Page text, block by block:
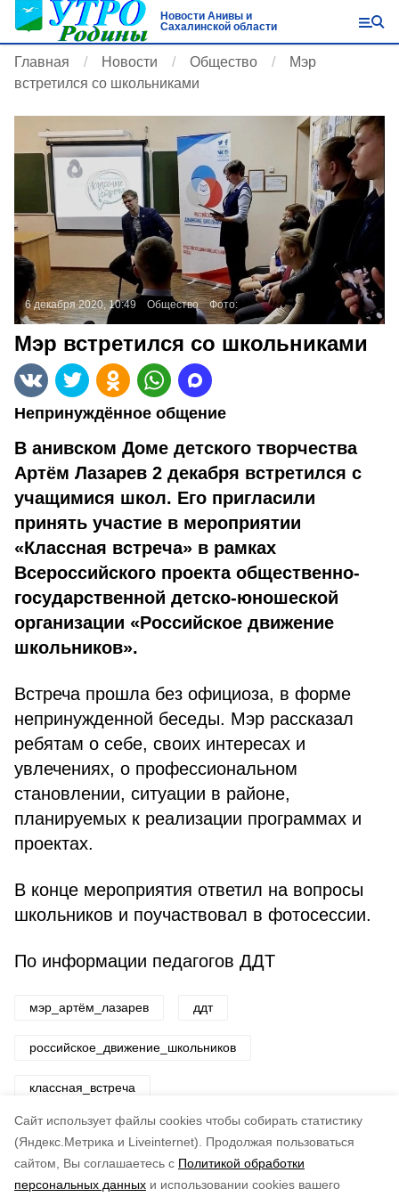
Cайт использует файлы cookies чтобы собирать статистику
(Яндекс.Метрика и Liveinternet).
Продолжая пользоваться
сайтом, Вы соглашаетесь с Политикой обработки
персональных данных и использовании cookies вашего
Новости Анивы и
Сахалинской области
Главная Новости Общество
Мэр
встретился со школьниками
6 декабря 2020, 10:49 Общество Фото:
Мэр встретился со школьниками
Непринуждённое общение
В анивском Доме детского творчества
Артём Лазарев 2 декабря встретился с
учащимися школ. Его пригласили
принять участие в мероприятии
«Классная встреча» в рамках
Всероссийского проекта общественно-
государственной детско-юношеской
организации «Российское движение
школьников».
Встреча прошла без официоза, в форме
непринужденной беседы. Мэр рассказал
ребятам о себе, своих интересах и
увлечениях, о профессиональном
становлении, ситуации в районе,
планируемых к реализации программах и
проектах.
В конце мероприятия ответил на вопросы
школьников и поучаствовал в фотосессии.
По информации педагогов ДДТ
мэр_артём_лазарев ддт
российское_движение_школьников
классная_встреча
Авторы: ADMIN admin